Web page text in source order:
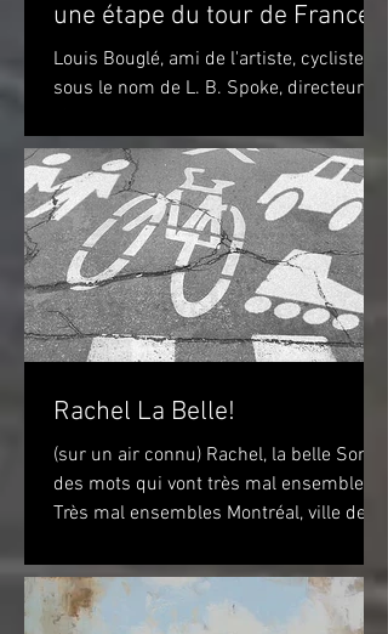
une étape du tour de France!
Louis Bouglé, ami de l'artiste, cycliste
sous le nom de L. B. Spoke, directeur de
Lautrec 1898 (huile...
Rachel La Belle!
(sur un air connu) Rachel, la belle Sont
des mots qui vont très mal ensembles
Très mal ensembles Montréal, ville de